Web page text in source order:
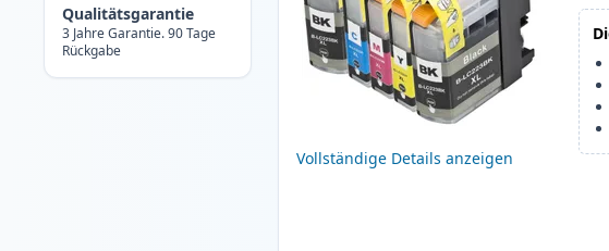
Qualitätsgarantie
3 Jahre Garantie. 90 Tage
Rückgabe
Vollständige Details anzeigen